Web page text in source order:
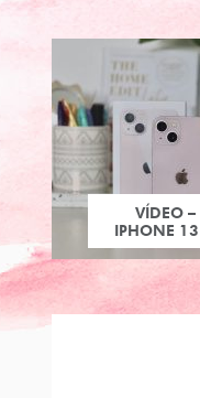
VÍDEO
IPHONE